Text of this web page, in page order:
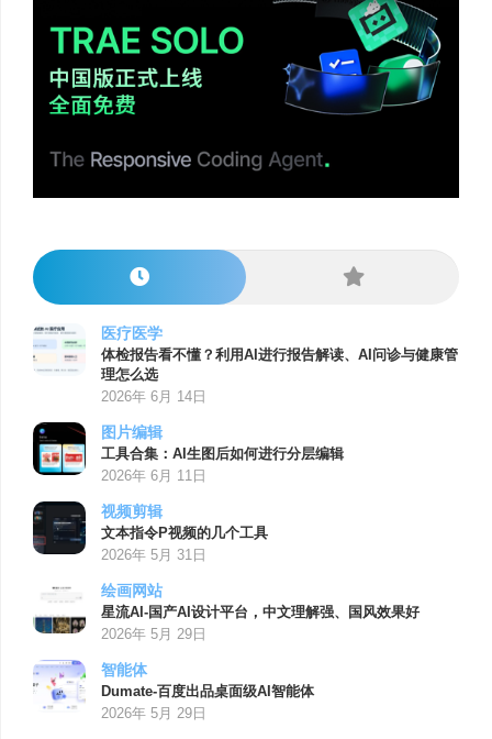
医疗医学
体检报告看不懂？利用AI进行报告解读、AI问诊与健康管
理怎么选
2026年 6月 14日
图片编辑
工具合集：AI生图后如何进行分层编辑
2026年 6月 11日
视频剪辑
文本指令P视频的几个工具
2026年 5月 31日
绘画网站
星流AI-国产AI设计平台，中文理解强、国风效果好
2026年 5月 29日
智能体
Dumate-百度出品桌面级AI智能体
2026年 5月 29日